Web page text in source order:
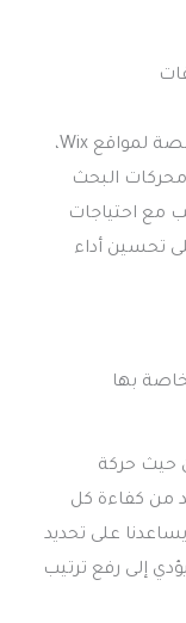
نقدم في منصة برق خدمات سيو متخصصة لمواقع Wix،
البحث
مع احتياجات
تحسين أداء
حيث حركة
من كفاءة كل
على تحديد
إلى رفع ترتيب